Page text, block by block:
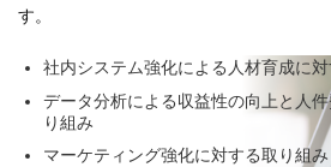
す。
社内システム強化による人材育成に
データ分析による収益性の向上と人
り組み
マーケティング強化に対する取り組み